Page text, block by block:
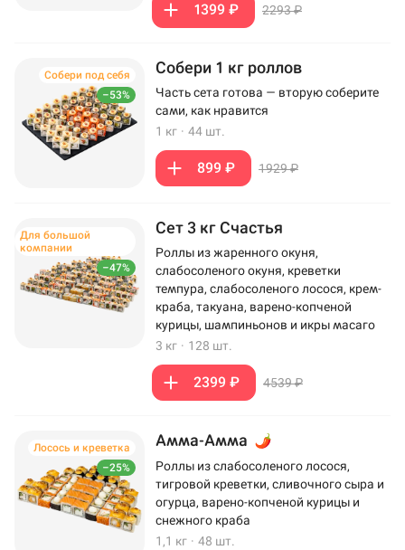
1399 ₽ 2293 ₽
–53%
Собери под себя Собери 1 кг роллов
Часть сета готова — вторую соберите
сами, как нравится
1 кг · 44 шт.
899 ₽ 1929 ₽
–47%
Для большой
компании
Сет 3 кг Счастья
Роллы из жаренного окуня,
слабосоленого окуня, креветки
темпура, слабосоленого лосося, крем-
краба, такуана, варено-копченой
курицы, шампиньонов и икры масаго
3 кг · 128 шт.
2399 ₽ 4539 ₽
–25%
Лосось и креветка Амма-Амма
Роллы из слабосоленого лосося,
тигровой креветки, сливочного сыра и
огурца, варено-копченой курицы и
снежного краба
1,1 кг · 48 шт.